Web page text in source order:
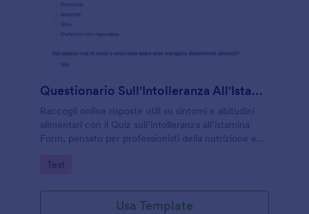
Questionario Sull'Intolleranza All'Istamina 📝
Raccogli online risposte utili su sintomi e abitudini
alimentari con il Quiz sull’intolleranza all’istamina
Form, pensato per professionisti della nutrizione e
valutazione.
Go to Category:
Test
Usa Template